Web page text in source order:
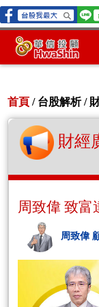
首頁 / 台股解析 /
財經
周致偉 致富
周致偉